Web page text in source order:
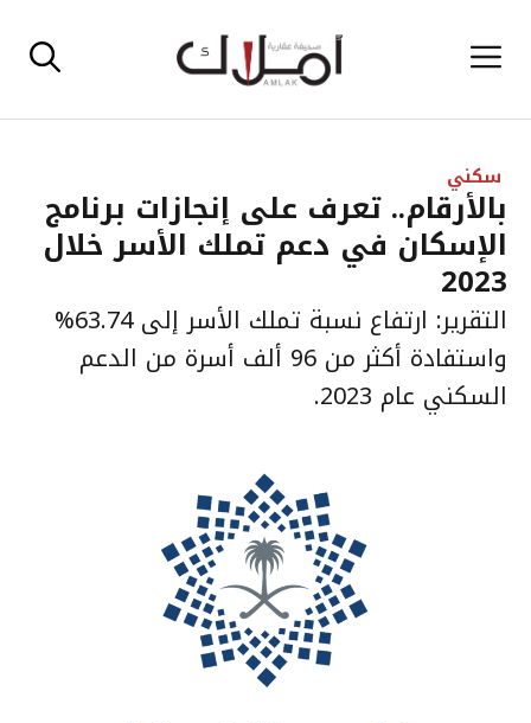
إلى القائمة
سكني
بالأرقام.. تعرف على إنجازات برنامج
الإسكان في دعم تملك الأسر خلال
2023
التقرير: ارتفاع نسبة تملك الأسر إلى 63.74%
واستفادة أكثر من 96 ألف أسرة من الدعم
السكني عام 2023.